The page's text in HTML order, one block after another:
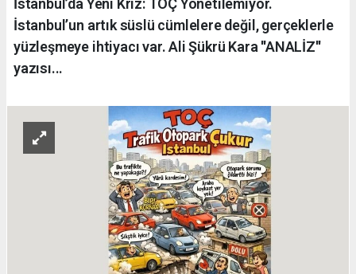
İstanbul’da Yeni Kriz: TOÇ Yönetilemiyor.
İstanbul’un artık süslü cümlelere değil, gerçeklerle
yüzleşmeye ihtiyacı var. Ali Şükrü Kara ''ANALİZ''
yazısı...